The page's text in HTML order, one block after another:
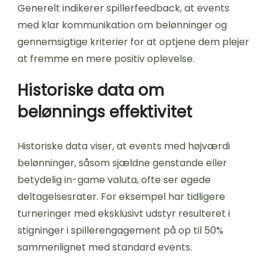
Generelt indikerer spillerfeedback, at events
med klar kommunikation om belønninger og
gennemsigtige kriterier for at optjene dem plejer
at fremme en mere positiv oplevelse.
Historiske data om
belønnings effektivitet
Historiske data viser, at events med højværdi
belønninger, såsom sjældne genstande eller
betydelig in-game valuta, ofte ser øgede
deltagelsesrater. For eksempel har tidligere
turneringer med eksklusivt udstyr resulteret i
stigninger i spillerengagement på op til 50%
sammenlignet med standard events.